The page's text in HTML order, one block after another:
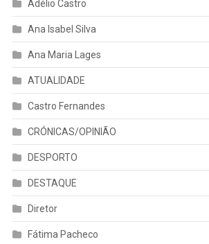
Adélio Castro
Ana Isabel Silva
Ana Maria Lages
ATUALIDADE
Castro Fernandes
CRÓNICAS/OPINIÃO
DESPORTO
DESTAQUE
Diretor
Fátima Pacheco